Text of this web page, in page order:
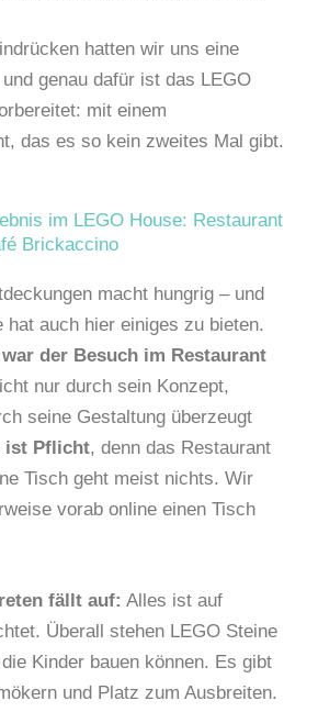
hatten wir uns eine
genau dafür ist das LEGO
mit einem
das es so kein zweites Mal gibt.
im LEGO House: Restaurant
Brickaccino
macht hungrig – und
hat auch hier einiges zu bieten.
der Besuch im Restaurant
nur durch sein Konzept,
seine Gestaltung überzeugt
ist Pflicht, denn das Restaurant
Tisch geht meist nichts. Wir
vorab online einen Tisch
fällt auf: Alles ist auf
Überall stehen LEGO Steine
Kinder bauen können. Es gibt
und Platz zum Ausbreiten.